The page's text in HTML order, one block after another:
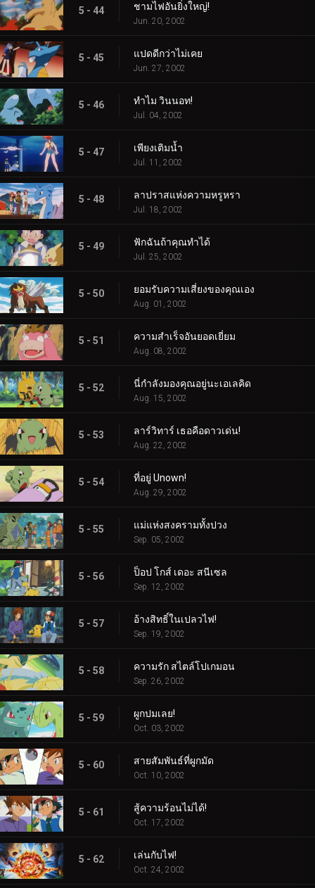
5 - 44 ชามไฟอันยิ่งใหญ่!
Jun. 20, 2002
5 - 45 แปดดีกว่าไม่เคย
Jun. 27, 2002
5 - 46 ทำไม วินนอท!
Jul. 04, 2002
5 - 47 เพียงเติมน้ำ
Jul. 11, 2002
5 - 48 ลาปราสแห่งความหรูหรา
Jul. 18, 2002
5 - 49 ฟักฉันถ้าคุณทำได้
Jul. 25, 2002
5 - 50 ยอมรับความเสี่ยงของคุณเอง
Aug. 01, 2002
5 - 51 ความสำเร็จอันยอดเยี่ยม
Aug. 08, 2002
5 - 52 นี่กำลังมองคุณอยู่นะเอเลคิด
Aug. 15, 2002
5 - 53 ลาร์วิทาร์ เธอคือดาวเด่น!
Aug. 22, 2002
5 - 54 ที่อยู่ Unown!
Aug. 29, 2002
5 - 55 แม่แห่งสงครามทั้งปวง
Sep. 05, 2002
5 - 56 ป็อป โกส์ เดอะ สนีเซล
Sep. 12, 2002
5 - 57 อ้างสิทธิ์ในเปลวไฟ!
Sep. 19, 2002
5 - 58 ความรัก สไตล์โปเกมอน
Sep. 26, 2002
5 - 59 ผูกปมเลย!
Oct. 03, 2002
5 - 60 สายสัมพันธ์ที่ผูกมัด
Oct. 10, 2002
5 - 61 สู้ความร้อนไม่ได้!
Oct. 17, 2002
5 - 62 เล่นกับไฟ!
Oct. 24, 2002